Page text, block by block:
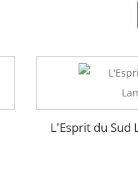
L'Esprit du Sud